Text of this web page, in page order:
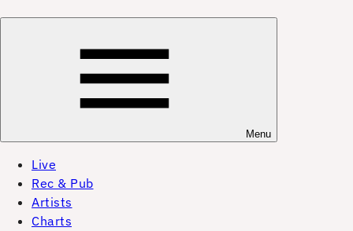
Menu
Live
Rec & Pub
Artists
Charts